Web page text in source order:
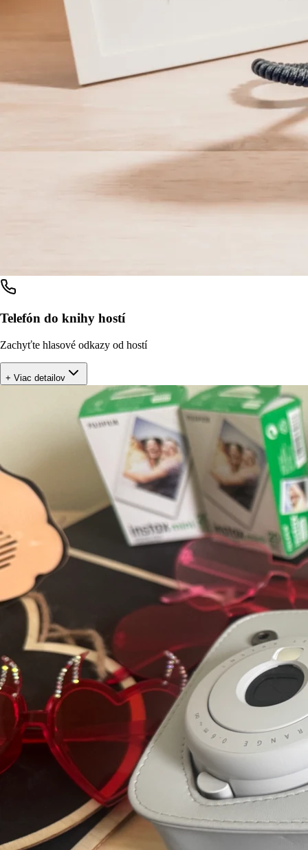
Telefón do knihy hostí
Zachyťte hlasové odkazy od hostí
+ Viac detailov